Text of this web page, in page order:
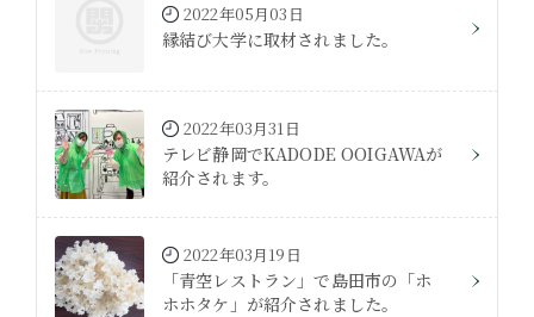
2022年05月03日
縁結び大学に取材されました。
2022年03月31日
テレビ静岡でKADODE OOIGAWAが
紹介されます。
2022年03月19日
「青空レストラン」で島田市の「ホ
ホホタケ」が紹介されました。